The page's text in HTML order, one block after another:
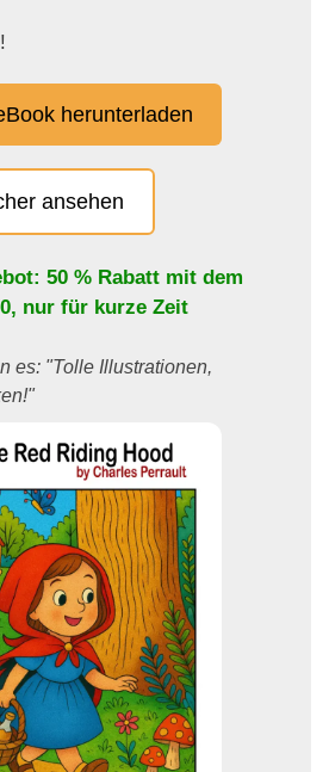
herunterladen
ansehen
50 % Rabatt mit dem
, nur für kurze Zeit
es: "Tolle Illustrationen,